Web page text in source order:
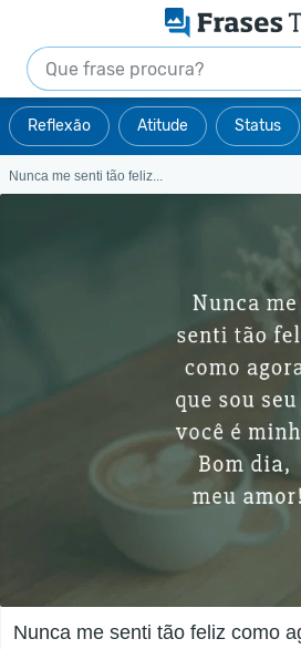
Reflexão Atitude Status
Nunca me senti tão feliz...
Nunca me senti tão feliz como